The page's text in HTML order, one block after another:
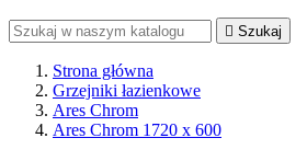
 Szukaj
Strona główna
Grzejniki łazienkowe
Ares Chrom
Ares Chrom 1720 x 600